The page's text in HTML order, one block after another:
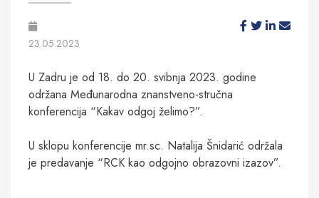
23.05.2023
U Zadru je od 18. do 20. svibnja 2023. godine
održana Međunarodna znanstveno-stručna
konferencija “Kakav odgoj želimo?”.
U sklopu konferencije mr.sc. Natalija Šnidarić održala
je predavanje “RCK kao odgojno obrazovni izazov”.